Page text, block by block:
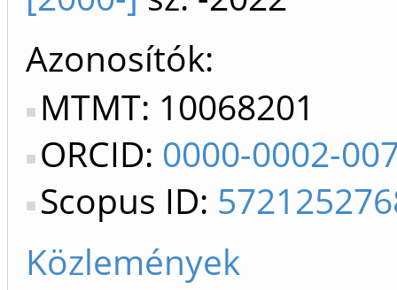
Azonosítók
MTMT: 10068201
ORCID: 0000-0002-
Scopus ID:
Közlemények